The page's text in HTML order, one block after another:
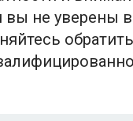
вы не уверены